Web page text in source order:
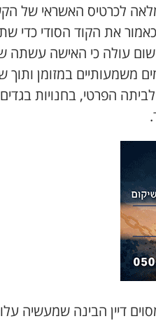
לכרטיס האשראי של
את הקוד הסודי כדי
עולה כי האישה עשתה
משמעותיים במזומן ותוך
הפרטי, בחנויות
דיין הבינה שמעשיה